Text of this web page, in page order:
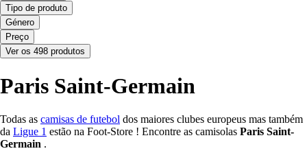
Tipo de produto
Género
Preço
Ver os 498 produtos
Paris Saint-Germain
Todas as camisas de futebol dos maiores clubes europeus mas também
da Ligue 1 estão na Foot-Store ! Encontre as camisolas Paris Saint-
Germain .